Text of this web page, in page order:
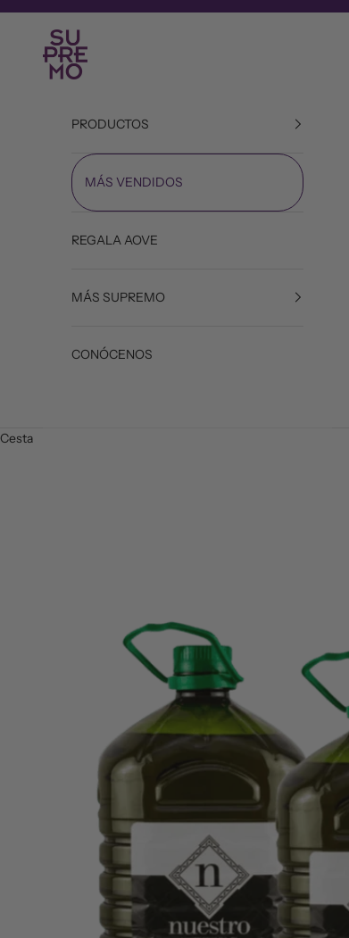
Ir al contenido
Aceite Supremo
PRODUCTOS
MÁS VENDIDOS
REGALA AOVE
MÁS SUPREMO
CONÓCENOS
Cesta